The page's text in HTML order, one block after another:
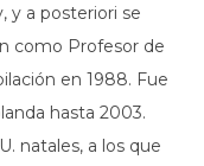
y a posteriori se
como Profesor de
en 1988. Fue
hasta 2003.
natales, a los que